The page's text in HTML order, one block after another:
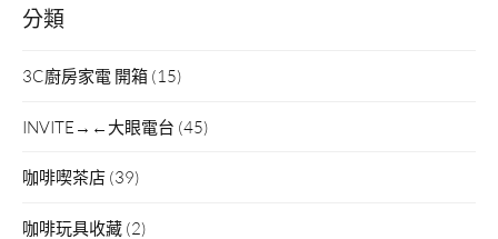
分類
3C廚房家電 開箱 (15)
INVITE→←大眼電台 (45)
咖啡喫茶店 (39)
咖啡玩具收藏 (2)